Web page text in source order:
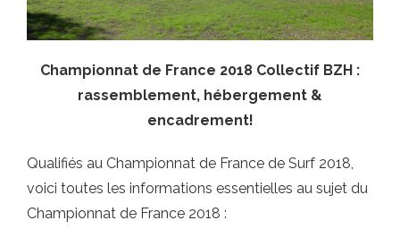
Championnat de France 2018 Collectif BZH :
rassemblement, hébergement &
encadrement!
Qualifiés au Championnat de France de Surf 2018,
voici toutes les informations essentielles au sujet du
Championnat de France 2018 :